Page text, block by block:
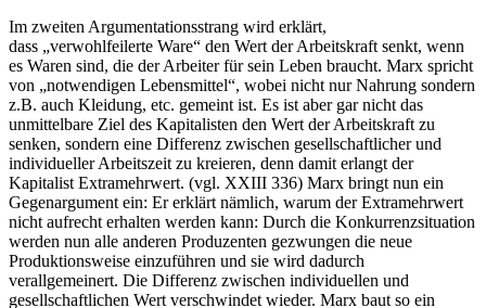
Im zweiten Argumentationsstrang wird erklärt,
dass „verwohlfeilerte Ware“ den Wert der Arbeitskraft senkt, wenn
es Waren sind, die der Arbeiter für sein Leben braucht. Marx spricht
von „notwendigen Lebensmittel“, wobei nicht nur Nahrung sondern
z.B. auch Kleidung, etc. gemeint ist. Es ist aber gar nicht das
unmittelbare Ziel des Kapitalisten den Wert der Arbeitskraft zu
senken, sondern eine Differenz zwischen gesellschaftlicher und
individueller Arbeitszeit zu kreieren, denn damit erlangt der
Kapitalist Extramehrwert. (vgl. XXIII 336) Marx bringt nun ein
Gegenargument ein: Er erklärt nämlich, warum der Extramehrwert
nicht aufrecht erhalten werden kann: Durch die Konkurrenzsituation
werden nun alle anderen Produzenten gezwungen die neue
Produktionsweise einzuführen und sie wird dadurch
verallgemeinert. Die Differenz zwischen individuellen und
gesellschaftlichen Wert verschwindet wieder. Marx baut so ein